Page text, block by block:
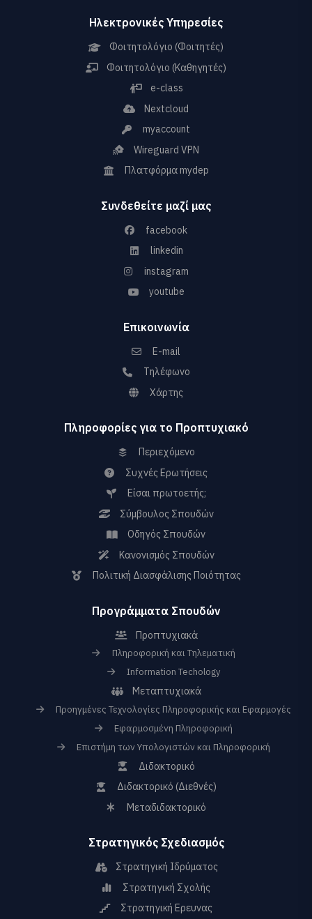
Ηλεκτρονικές Υπηρεσίες
Φοιτητολόγιο (Φοιτητές)
Φοιτητολόγιο (Καθηγητές)
e-class
Nextcloud
myaccount
Wireguard VPN
Πλατφόρμα mydep
Συνδεθείτε μαζί μας
facebook
linkedin
instagram
youtube
Επικοινωνία
E-mail
Τηλέφωνο
Χάρτης
Πληροφορίες για το Προπτυχιακό
Περιεχόμενο
Συχνές Ερωτήσεις
Είσαι πρωτοετής;
Σύμβουλος Σπουδών
Οδηγός Σπουδών
Κανονισμός Σπουδών
Πολιτική Διασφάλισης Ποιότητας
Προγράμματα Σπουδών
Προπτυχιακά
Πληροφορική και Τηλεματική
Information Techology
Μεταπτυχιακά
Προηγμένες Τεχνολογίες Πληροφορικής και Εφαρμογές
Εφαρμοσμένη Πληροφορική
Επιστήμη των Υπολογιστών και Πληροφορική
Διδακτορικό
Διδακτορικό (Διεθνές)
Μεταδιδακτορικό
Στρατηγικός Σχεδιασμός
Στρατηγική Ιδρύματος
Στρατηγική Σχολής
Στρατηγική Ερευνας